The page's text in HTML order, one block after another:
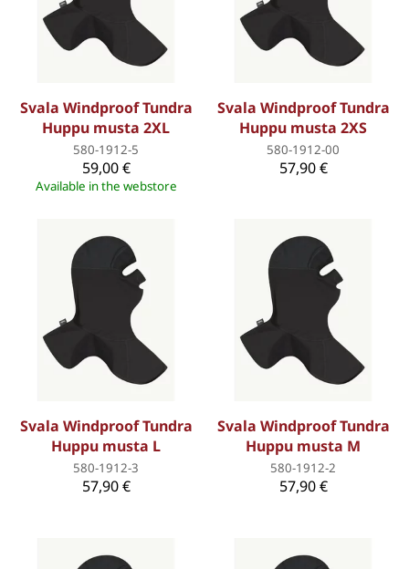
Svala Windproof Tundra
Huppu musta 2XL
580-1912-5
59,00 €
Available in the webstore
Svala Windproof Tundra
Huppu musta 2XS
580-1912-00
57,90 €
Svala Windproof Tundra
Huppu musta L
580-1912-3
57,90 €
Svala Windproof Tundra
Huppu musta M
580-1912-2
57,90 €